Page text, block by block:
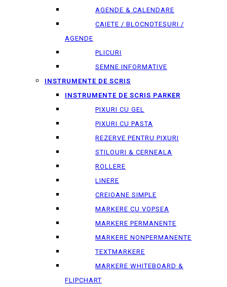
AGENDE & CALENDARE
CAIETE / BLOCNOTESURI /
AGENDE
PLICURI
SEMNE INFORMATIVE
INSTRUMENTE DE SCRIS
INSTRUMENTE DE SCRIS PARKER
PIXURI CU GEL
PIXURI CU PASTA
REZERVE PENTRU PIXURI
STILOURI & СERNEALA
ROLLERE
LINERE
CREIOANE SIMPLE
MARKERE CU VOPSEA
MARKERE PERMANENTE
MARKERE NONPERMANENTE
TEXTMARKERE
MARKERE WHITEBOARD &
FLIPCHART